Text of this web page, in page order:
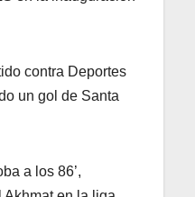
contra Deportes
un gol de Santa
a los 86’,